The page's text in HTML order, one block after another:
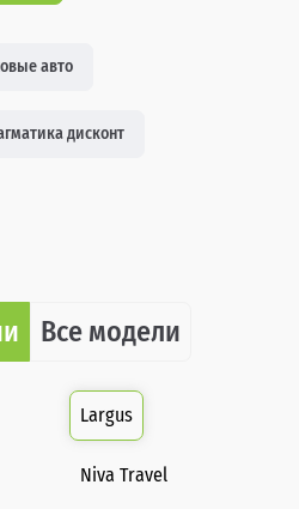
авто
дисконт
Все модели
Largus
Niva Travel